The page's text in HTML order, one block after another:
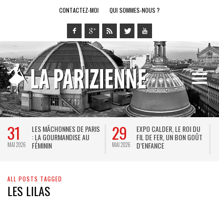
CONTACTEZ-MOI QUI SOMMES-NOUS ?
31
MAI 2026
LES MÂCHONNES DE PARIS
: LA GOURMANDISE AU
FÉMININ
29
MAI 2026
EXPO CALDER, LE ROI DU
FIL DE FER, UN BON GOÛT
D’ENFANCE
ALL POSTS TAGGED
LES LILAS